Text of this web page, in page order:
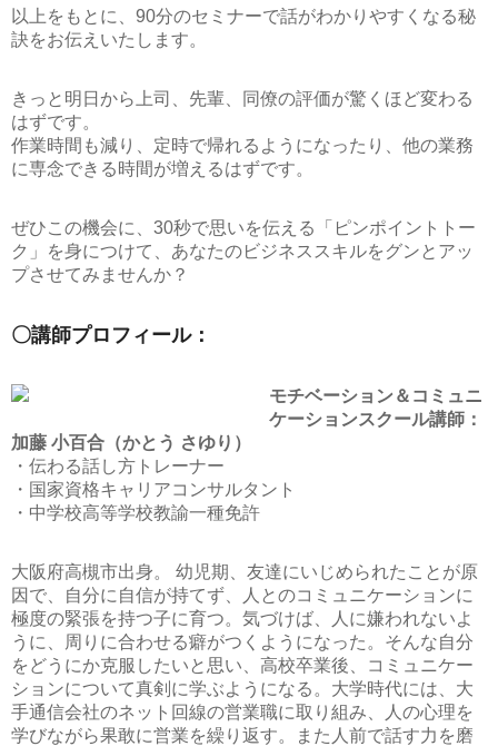
以上をもとに、90分のセミナーで話がわかりやすくなる秘
訣をお伝えいたします。
きっと明日から上司、先輩、同僚の評価が驚くほど変わる
はずです。
作業時間も減り、定時で帰れるようになったり、他の業務
に専念できる時間が増えるはずです。
ぜひこの機会に、30秒で思いを伝える「ピンポイントトー
ク」を身につけて、あなたのビジネススキルをグンとアッ
プさせてみませんか？
〇講師プロフィール：
モチベーション＆コミュニ
ケーションスクール講師：
加藤 小百合（かとう さゆり）
・伝わる話し方トレーナー
・国家資格キャリアコンサルタント
・中学校高等学校教諭一種免許
大阪府高槻市出身。 幼児期、友達にいじめられたことが原
因で、自分に自信が持てず、人とのコミュニケーションに
極度の緊張を持つ子に育つ。気づけば、人に嫌われないよ
うに、周りに合わせる癖がつくようになった。そんな自分
をどうにか克服したいと思い、高校卒業後、コミュニケー
ションについて真剣に学ぶようになる。大学時代には、大
手通信会社のネット回線の営業職に取り組み、人の心理を
学びながら果敢に営業を繰り返す。また人前で話す力を磨